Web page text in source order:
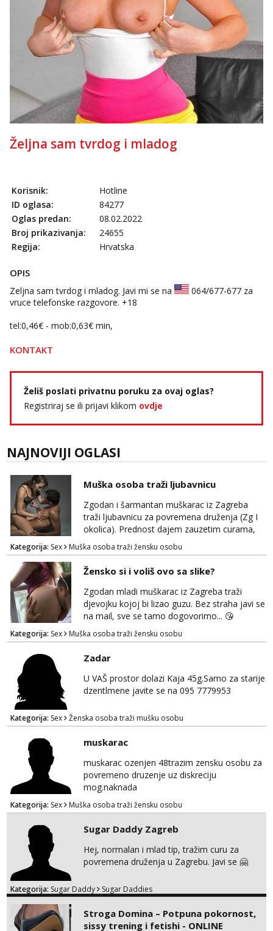
Željna sam tvrdog i mladog
Korisnik:
Hotline
ID oglasa:
84277
Oglas predan:
08.02.2022
Broj prikazivanja:
24655
Regija:
Hrvatska
OPIS
Zeljna sam tvrdog i mladog. Javi mi se na 064/677-677 za
vruce telefonske razgovore. +18
tel:0,46€ - mob:0,63€ min,
KONTAKT
Želiš poslati privatnu poruku za ovaj oglas?
Registriraj se ili prijavi klikom ovdje
NAJNOVIJI OGLASI
Muška osoba traži ljubavnicu
Zgodan i šarmantan muškarac iz Zagreba
traži ljubavnicu za povremena druženja (Zg I
okolica). Prednost dajem zauzetim curama,
jer vjerujem da im je diskrecija jako bitna kao
i meni. Javite se na mail gdje možemo
započeti razgovor... 💋
Kategorija: Sex Muška osoba traži žensku osobu
Žensko si i voliš ovo sa slike?
Zgodan mladi muškarac iz Zagreba traži
djevojku kojoj bi lizao guzu. Bez straha javi se
na mail, sve se tamo dogovorimo... 😘
Kategorija: Sex Muška osoba traži žensku osobu
Zadar
U VAŠ prostor dolazi Kaja 45g.Samo za starije
dzentlmene javite se na 095 7779953
Kategorija: Sex Ženska osoba traži mušku osobu
muskarac
muskarac ozenjen 48trazim zensku osobu za
povremeno druzenje uz diskreciju
mog.naknada
Kategorija: Sex Muška osoba traži žensku osobu
Sugar Daddy Zagreb
Hej, normalan i mlad tip, tražim curu za
povremena druženja u Zagrebu. Javi se 🤗
Kategorija: Sugar Daddy Sugar Daddies
Stroga Domina – Potpuna pokornost,
sissy trening i fetishi - ONLINE